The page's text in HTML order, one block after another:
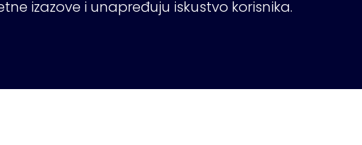
izazove i unapređuju iskustvo korisnika.